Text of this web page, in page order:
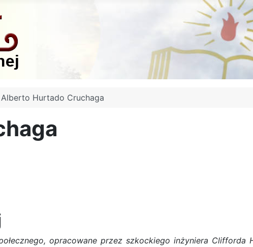
Hurtado Cruchaga
opracowane przez szkockiego inżyniera Clifforda